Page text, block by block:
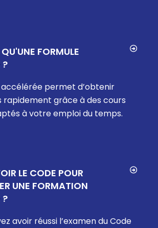
FORMULE
?
permet d’obtenir
grâce à des cours
à votre emploi du temps.
LE CODE POUR
UNE FORMATION
?
avoir réussi l’examen du Code